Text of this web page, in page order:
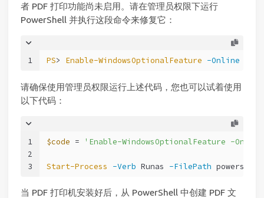
者 PDF 打印功能尚未启用。请在管理员权限下运行
PowerShell 并执行这段命令来修复它：
1 PS> Enable-WindowsOptionalFeature -Online
请确保使用管理员权限运行上述代码，您也可以试着使用
以下代码：
1
2
3
$code = 'Enable-WindowsOptionalFeature -
Start-Process -Verb Runas -FilePath
当 PDF 打印机安装好后，从 PowerShell 中创建 PDF 文